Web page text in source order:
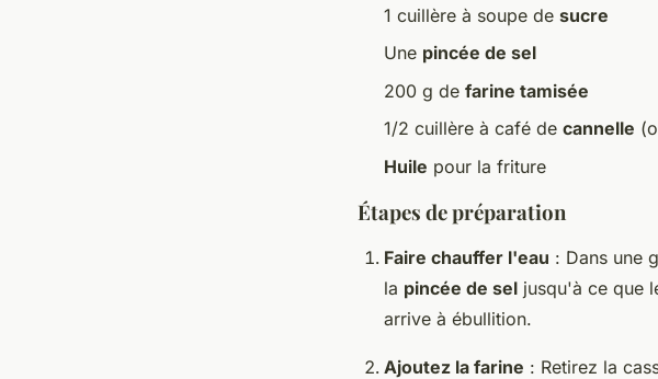
1 cuillère à soupe de sucre
Une pincée de sel
200 g de farine tamisée
1/2 cuillère à café de cannelle
Huile pour la friture
Étapes de préparation
Faire chauffer l'eau : Dans une
la pincée de sel jusqu'à ce que
arrive à ébullition.
Ajoutez la farine : Retirez la